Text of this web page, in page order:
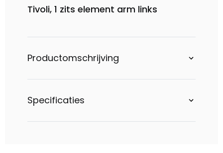
Tivoli, 1 zits element arm links
Productomschrijving
Specificaties